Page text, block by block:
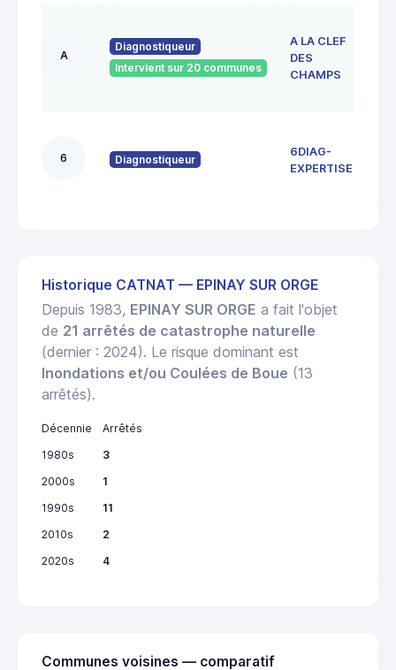
A
Diagnostiqueur
Intervient sur 20 communes
A LA CLEF
DES
CHAMPS
6 Diagnostiqueur
6DIAG-
EXPERTISE
Historique CATNAT — EPINAY SUR ORGE
Depuis 1983, EPINAY SUR ORGE a fait l'objet
de 21 arrêtés de catastrophe naturelle
(dernier : 2024). Le risque dominant est
Inondations et/ou Coulées de Boue (13
arrêtés).
Décennie
Arrêtés
1980s
3
2000s
1
1990s
11
2010s
2
2020s
4
Communes voisines — comparatif